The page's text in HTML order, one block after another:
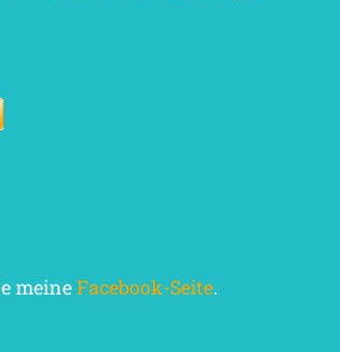
meineFacebook-Seite.